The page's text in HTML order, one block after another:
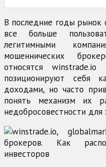
В последние годы рынок
все больше
легитимными
мошеннических
относятся
позиционируют себя
доходами, но часто
понять механизм их
недобросовестности